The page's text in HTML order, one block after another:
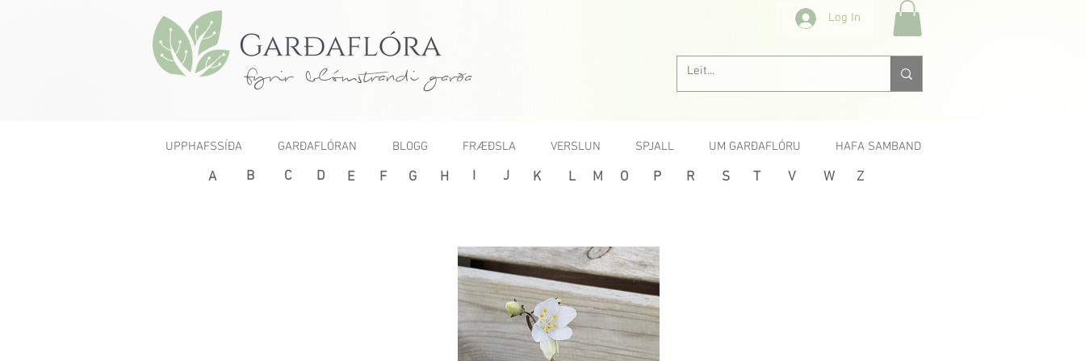
fyrir blómstrandi garða
Log In
UPPHAFSSÍÐA GARÐAFLÓRAN BLOGG FRÆÐSLA VERSLUN SPJALL UM GARÐAFLÓRU HAFA SAMBAND
A B C D E F G H I J K L M O P R S T V W Z